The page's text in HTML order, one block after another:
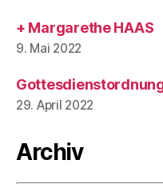
+ Margarethe HAAS
9. Mai 2022
29. April 2022
Archiv